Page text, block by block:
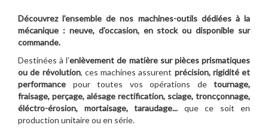
Découvrez l’ensemble de nos machines-outils dédiées à la
mécanique : neuve, d’occasion, en stock ou disponible sur
commande.
Destinées à l’enlèvement de matière sur pièces prismatiques
ou de révolution, ces machines assurent précision, rigidité et
performance pour toutes vos opérations de tournage,
fraisage, perçage, alésage rectification, sciage, troncçonnage,
éléctro-érosion, mortaisage, taraudage... que ce soit en
production unitaire ou en série.